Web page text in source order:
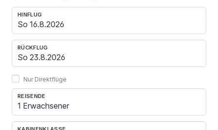
HINFLUG
RÜCKFLUG
Nur Direktflüge
REISENDE
1 Erwachsener